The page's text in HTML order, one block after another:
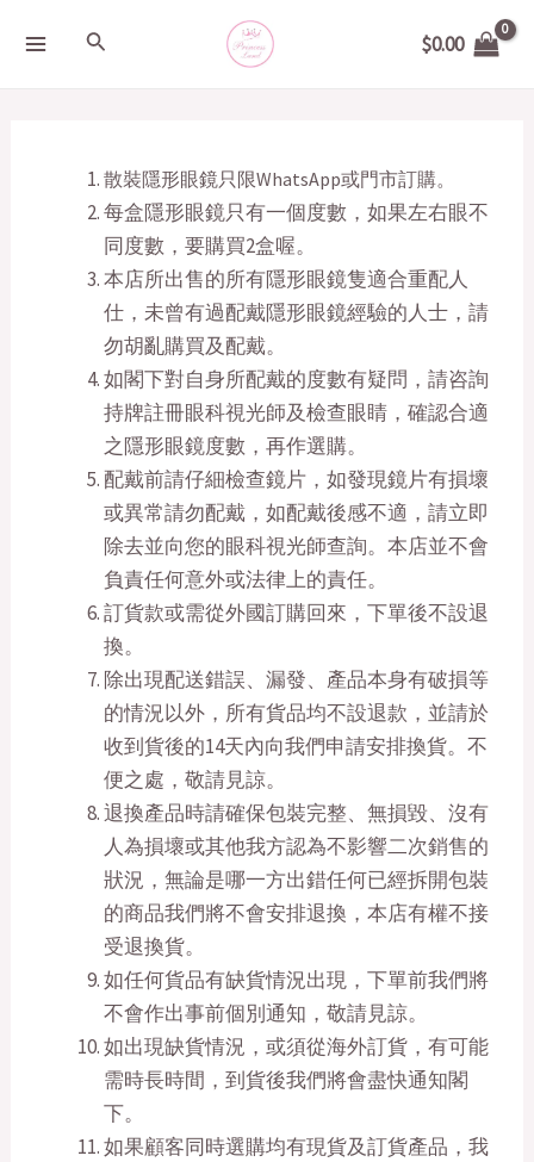
Search $0.00
散裝隱形眼鏡只限WhatsApp或門市訂購。
每盒隱形眼鏡只有一個度數，如果左右眼不
同度數，要購買2盒喔。
本店所出售的所有隱形眼鏡隻適合重配人
仕，未曾有過配戴隱形眼鏡經驗的人士，請
勿胡亂購買及配戴。
如閣下對自身所配戴的度數有疑問，請咨詢
持牌註冊眼科視光師及檢查眼睛，確認合適
之隱形眼鏡度數，再作選購。
配戴前請仔細檢查鏡片，如發現鏡片有損壞
或異常請勿配戴，如配戴後感不適，請立即
除去並向您的眼科視光師查詢。本店並不會
負責任何意外或法律上的責任。
訂貨款或需從外國訂購回來，下單後不設退
換。
除出現配送錯誤、漏發、產品本身有破損等
的情況以外，所有貨品均不設退款，並請於
收到貨後的14天內向我們申請安排換貨。不
便之處，敬請見諒。
退換產品時請確保包裝完整、無損毀、沒有
人為損壞或其他我方認為不影響二次銷售的
狀況，無論是哪一方出錯任何已經拆開包裝
的商品我們將不會安排退換，本店有權不接
受退換貨。
如任何貨品有缺貨情況出現，下單前我們將
不會作出事前個別通知，敬請見諒。
如出現缺貨情況，或須從海外訂貨，有可能
需時長時間，到貨後我們將會盡快通知閣
下。
如果顧客同時選購均有現貨及訂貨產品，我